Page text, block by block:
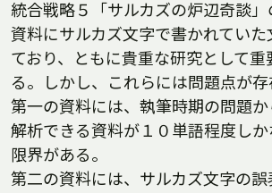
統合戦略５「サルカズの炉辺奇談
資料にサルカズ文字で書かれてい
ており、ともに貴重な研究として重
る。しかし、これらには問題点が存
第一の資料には、執筆時期の問題
解析できる資料が１０単語程度し
限界がある。
第二の資料には、サルカズ文字の